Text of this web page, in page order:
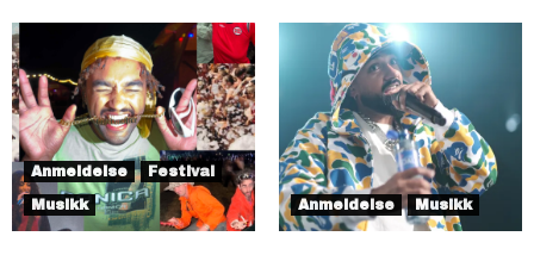
Anmeldelse
Festival
Musikk
Anmeldelse Musikk